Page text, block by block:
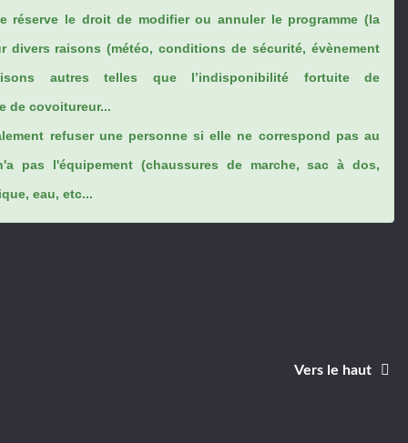
réserve le droit de modifier ou annuler le programme (la
divers raisons (météo, conditions de sécurité, évènement
autres telles que l’indisponibilité fortuite de
de covoitureur...
refuser une personne si elle ne correspond pas au
pas l'équipement (chaussures de marche, sac à dos,
eau, etc...
Vers le haut